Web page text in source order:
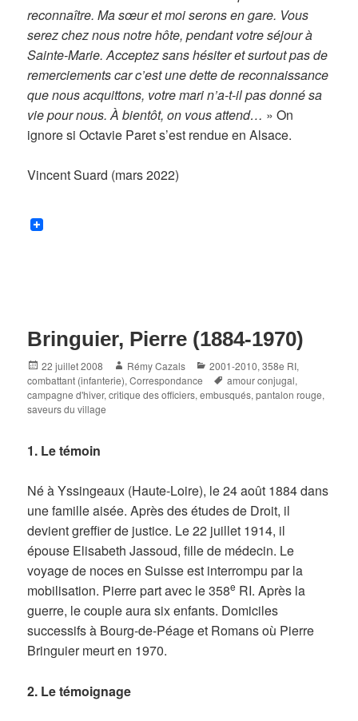
reconnaître. Ma sœur et moi serons en gare. Vous
serez chez nous notre hôte, pendant votre séjour à
Sainte-Marie. Acceptez sans hésiter et surtout pas de
remerciements car c’est une dette de reconnaissance
que nous acquittons, votre mari n’a-t-il pas donné sa
vie pour nous. À bientôt, on vous attend… » On
ignore si Octavie Paret s’est rendue en Alsace.
Vincent Suard (mars 2022)
Bringuier, Pierre (1884-1970)
Posted
on
22 juillet 2008 Author
Rémy Cazals Categories
2001-2010,358e RI,
combattant (infanterie),Correspondance Tags
amour conjugal,
campagne d'hiver,critique des officiers,embusqués,pantalon rouge,
saveurs du village
1. Le témoin
Né à Yssingeaux (Haute-Loire), le 24 août 1884 dans
une famille aisée. Après des études de Droit, il
devient greffier de justice. Le 22 juillet 1914, il
épouse Elisabeth Jassoud, fille de médecin. Le
voyage de noces en Suisse est interrompu par la
mobilisation. Pierre part avec le 358e RI. Après la
guerre, le couple aura six enfants. Domiciles
successifs à Bourg-de-Péage et Romans où Pierre
Bringuier meurt en 1970.
2. Le témoignage